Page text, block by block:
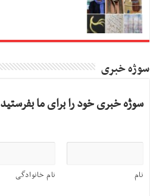
سوژه خبری
سوژه خبری خود را برای ما بفرستید
نام نام خانوادگی